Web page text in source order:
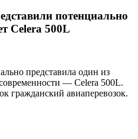
потенциально
Celera 500L
представила один из
— Celera 500L.
гражданский авиаперевозок.